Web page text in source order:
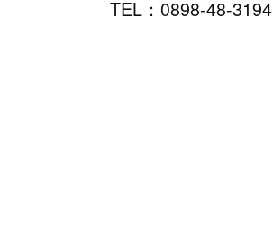
TEL：0898-48-3194